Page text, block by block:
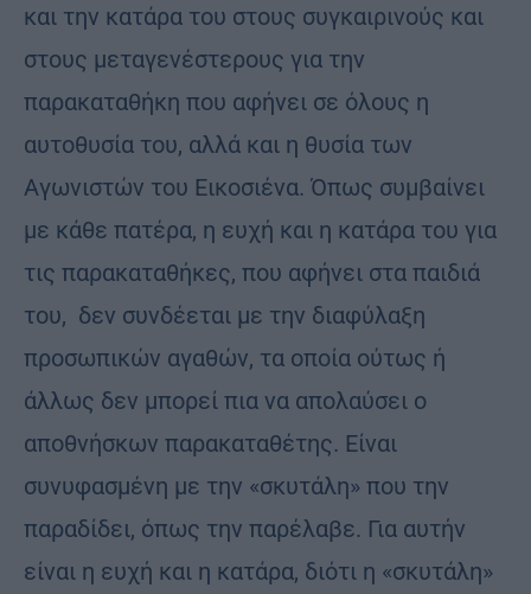
και την κατάρα του στους συγκαιρινούς και
στους μεταγενέστερους για την
παρακαταθήκη που αφήνει σε όλους η
αυτοθυσία του, αλλά και η θυσία των
Αγωνιστών του Εικοσιένα. Όπως συμβαίνει
με κάθε πατέρα, η ευχή και η κατάρα του για
τις παρακαταθήκες, που αφήνει στα παιδιά
του, δεν συνδέεται με την διαφύλαξη
προσωπικών αγαθών, τα οποία ούτως ή
άλλως δεν μπορεί πια να απολαύσει ο
αποθνήσκων παρακαταθέτης. Είναι
συνυφασμένη με την «σκυτάλη» που την
παραδίδει, όπως την παρέλαβε. Για αυτήν
είναι η ευχή και η κατάρα, διότι η «σκυτάλη»